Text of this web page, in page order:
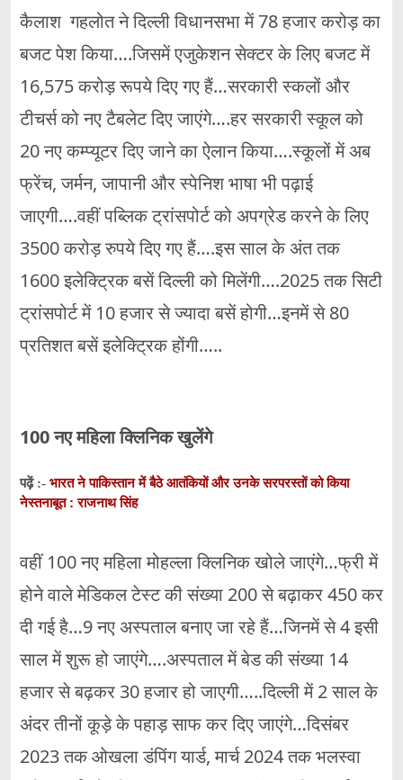
कैलाश गहलोत ने दिल्ली विधानसभा में 78 हजार करोड़ का
बजट पेश किया….जिसमें एजुकेशन सेक्टर के लिए बजट में
16,575 करोड़ रूपये दिए गए हैं…सरकारी स्कलों और
टीचर्स को नए टैबलेट दिए जाएंगे….हर सरकारी स्कूल को
20 नए कम्प्यूटर दिए जाने का ऐलान किया….स्कूलों में अब
फ्रेंच, जर्मन, जापानी और स्पेनिश भाषा भी पढ़ाई
जाएगी….वहीं पब्लिक ट्रांसपोर्ट को अपग्रेड करने के लिए
3500 करोड़ रुपये दिए गए हैं….इस साल के अंत तक
1600 इलेक्ट्रिक बसें दिल्ली को मिलेंगी….2025 तक सिटी
ट्रांसपोर्ट में 10 हजार से ज्यादा बसें होगी…इनमें से 80
प्रतिशत बसें इलेक्ट्रिक होंगी…..
100 नए महिला क्लिनिक खुलेंगे
पढ़ें :- भारत ने पाकिस्तान में बैठे आतंकियों और उनके सरपरस्तों को किया
नेस्तनाबूत : राजनाथ सिंह
वहीं 100 नए महिला मोहल्ला क्लिनिक खोले जाएंगे…फ्री में
होने वाले मेडिकल टेस्ट की संख्या 200 से बढ़ाकर 450 कर
दी गई है…9 नए अस्पताल बनाए जा रहे हैं…जिनमें से 4 इसी
साल में शुरू हो जाएंगे….अस्पताल में बेड की संख्या 14
हजार से बढ़कर 30 हजार हो जाएगी…..दिल्ली में 2 साल के
अंदर तीनों कूड़े के पहाड़ साफ कर दिए जाएंगे…दिसंबर
2023 तक ओखला डंपिंग यार्ड, मार्च 2024 तक भलस्वा